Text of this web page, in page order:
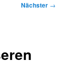
Nächster →